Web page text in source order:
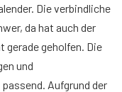
Die verbindliche
da hat auch der
gerade geholfen. Die
und
Aufgrund der